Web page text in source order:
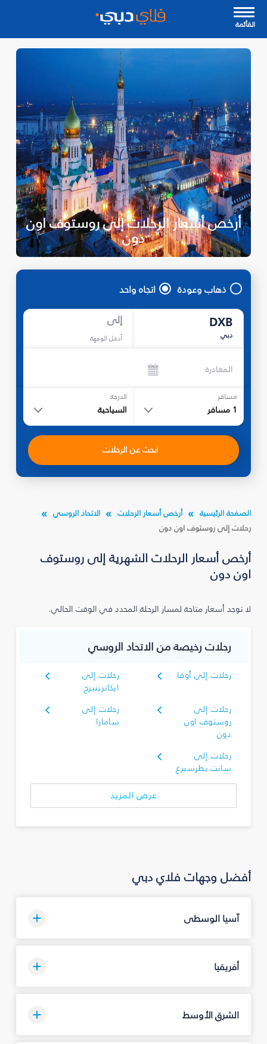
القأئمة
أرخص أسعار الرحلات إلى روستوف اون
دون
ذهاب وعودة اتجاه واحد
DXB
دبي
إلى
أدخل الوجهة
المغادرة
مسافر
1 مسافر
الدرجة
السياحية
ابحث عن الرحلات
الصفحة الرئيسية أرخص أسعار الرحلات
الاتحاد الروسي
رحلات إلى روستوف اون دون
أرخص أسعار الرحلات الشهرية إلى روستوف
اون دون
لا توجد أسعار متاحة لمسار الرحلة المحدد في الوقت الحالي.
رحلات رخيصة من الاتحاد الروسي
رحلات إلى أوفا
رحلات إلى
ايكاترينبرج
رحلات إلى
روستوف اون
دون
رحلات إلى
سامارا
رحلات إلى
سانت بطرسبرغ
عرض المزيد
أفضل وجهات فلاي دبي
آسيا الوسطى
أفريقيا
الشرق الأوسط